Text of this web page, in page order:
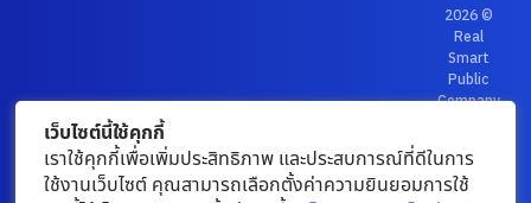
2026 ©
Real
Smart
Public
Company
Privacy
Policy
Terms &
เว็บไซต์นี้ใช้คุกกี้
เราใช้คุกกี้เพื่อเพิ่มประสิทธิภาพ และประสบการณ์ที่ดีในการ
ใช้งานเว็บไซต์ คุณสามารถเลือกตั้งค่าความยินยอมการใช้